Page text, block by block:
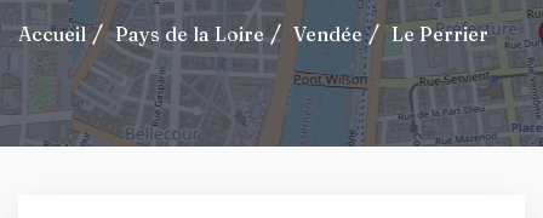
Accueil Pays de la Loire Vendée Le Perrier